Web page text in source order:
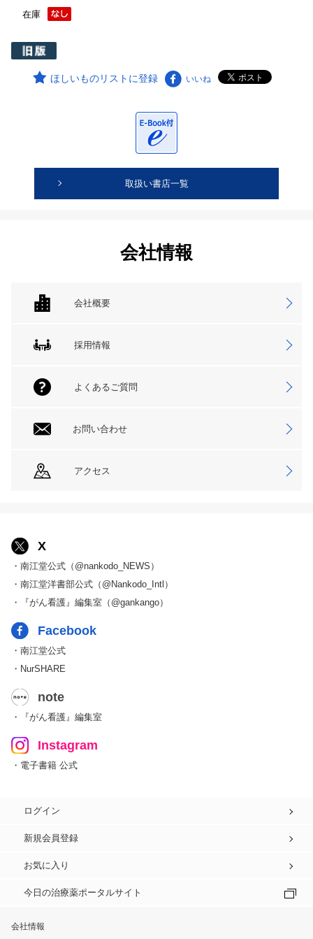
在庫
ほしいものリストに登録 いいね
取扱い書店一覧
会社情報
会社概要
採用情報
よくあるご質問
お問い合わせ
アクセス
X
・南江堂公式（@nankodo_NEWS）
・南江堂洋書部公式（@Nankodo_Intl）
・『がん看護』編集室（@gankango）
Facebook
・南江堂公式
・NurSHARE
note
・『がん看護』編集室
Instagram
・電子書籍 公式
ログイン
新規会員登録
お気に入り
今日の治療薬ポータルサイト
会社情報